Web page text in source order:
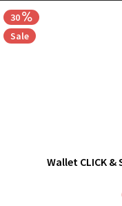
30
Sale
Wallet CLICK &